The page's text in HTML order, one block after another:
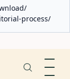
process/